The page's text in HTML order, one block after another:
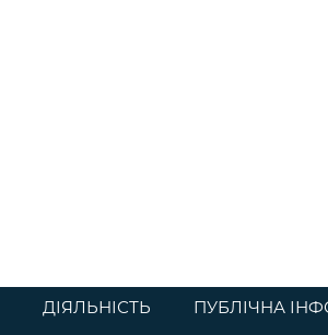
ДІЯЛЬНІСТЬ ПУБЛІЧНА